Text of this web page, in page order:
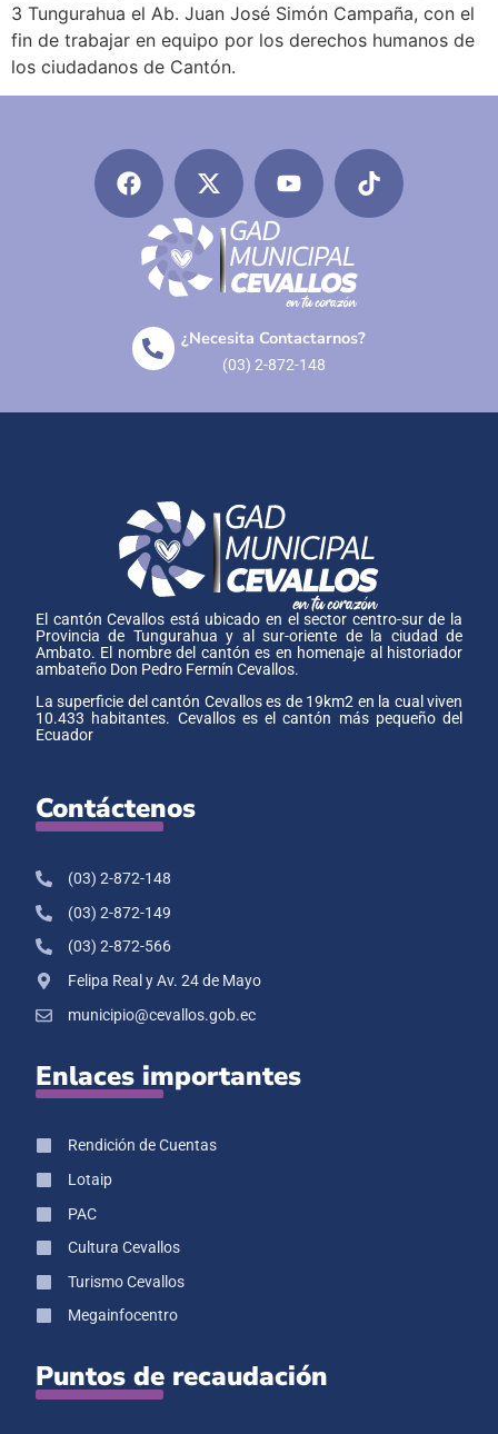
3 Tungurahua el Ab. Juan José Simón Campaña, con el
fin de trabajar en equipo por los derechos humanos de
los ciudadanos de Cantón.
¿Necesita Contactarnos?
(03) 2-872-148
El cantón Cevallos está ubicado en el sector centro-sur de la
Provincia de Tungurahua y al sur-oriente de la ciudad de
Ambato. El nombre del cantón es en homenaje al historiador
ambateño Don Pedro Fermín Cevallos.
La superficie del cantón Cevallos es de 19km2 en la cual viven
10.433 habitantes. Cevallos es el cantón más pequeño del
Ecuador
Contáctenos
(03) 2-872-148
(03) 2-872-149
(03) 2-872-566
Felipa Real y Av. 24 de Mayo
municipio@cevallos.gob.ec
Enlaces importantes
Rendición de Cuentas
Lotaip
PAC
Cultura Cevallos
Turismo Cevallos
Megainfocentro
Puntos de recaudación